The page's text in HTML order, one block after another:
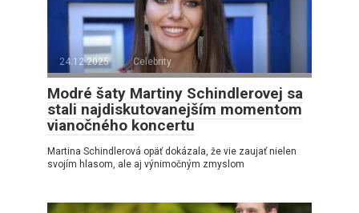
24.12.2025 Celebrity
Modré šaty Martiny Schindlerovej sa
stali najdiskutovanejším momentom
vianočného koncertu
Martina Schindlerová opäť dokázala, že vie zaujať nielen
svojím hlasom, ale aj výnimočným zmyslom